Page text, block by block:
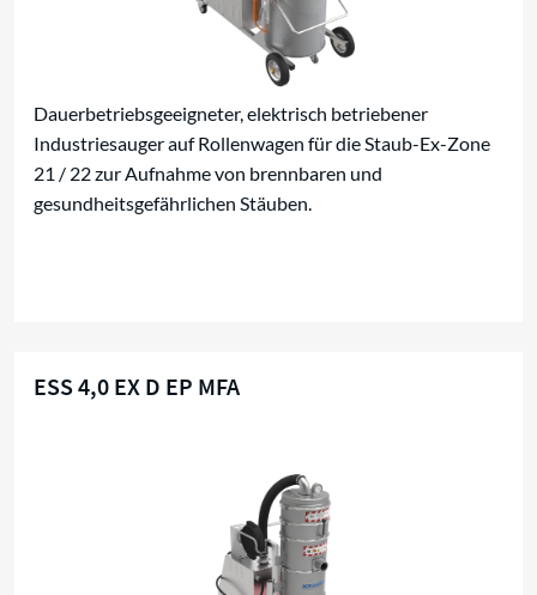
Dauerbetriebsgeeigneter, elektrisch betriebener
Industriesauger auf Rollenwagen für die Staub-Ex-Zone
21 / 22 zur Aufnahme von brennbaren und
gesundheitsgefährlichen Stäuben.
ESS 4,0 EX D EP MFA